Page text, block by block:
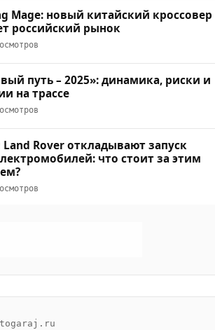
Mage: новый китайский кроссовер
российский рынок
путь – 2025»: динамика, риски и
на трассе
Land Rover откладывают запуск
что стоит за этим